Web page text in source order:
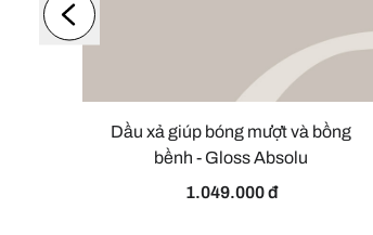
Dầu xả giúp bóng mượt và bồng
bềnh - Gloss Absolu
1.049.000 đ